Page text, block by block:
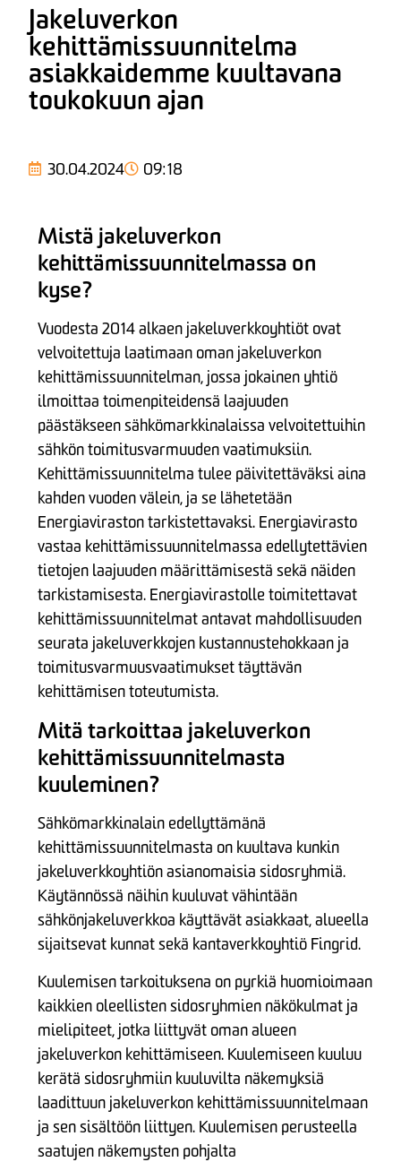
Jakeluverkon
kehittämissuunnitelma
asiakkaidemme kuultavana
toukokuun ajan
30.04.2024 09:18
Mistä jakeluverkon
kehittämissuunnitelmassa on
kyse?
Vuodesta 2014 alkaen jakeluverkkoyhtiöt ovat
velvoitettuja laatimaan oman jakeluverkon
kehittämissuunnitelman, jossa jokainen yhtiö
ilmoittaa toimenpiteidensä laajuuden
päästäkseen sähkömarkkinalaissa velvoitettuihin
sähkön toimitusvarmuuden vaatimuksiin.
Kehittämissuunnitelma tulee päivitettäväksi aina
kahden vuoden välein, ja se lähetetään
Energiaviraston tarkistettavaksi. Energiavirasto
vastaa kehittämissuunnitelmassa edellytettävien
tietojen laajuuden määrittämisestä sekä näiden
tarkistamisesta. Energiavirastolle toimitettavat
kehittämissuunnitelmat antavat mahdollisuuden
seurata jakeluverkkojen kustannustehokkaan ja
toimitusvarmuusvaatimukset täyttävän
kehittämisen toteutumista.
Mitä tarkoittaa jakeluverkon
kehittämissuunnitelmasta
kuuleminen?
Sähkömarkkinalain edellyttämänä
kehittämissuunnitelmasta on kuultava kunkin
jakeluverkkoyhtiön asianomaisia sidosryhmiä.
Käytännössä näihin kuuluvat vähintään
sähkönjakeluverkkoa käyttävät asiakkaat, alueella
sijaitsevat kunnat sekä kantaverkkoyhtiö Fingrid.
Kuulemisen tarkoituksena on pyrkiä huomioimaan
kaikkien oleellisten sidosryhmien näkökulmat ja
mielipiteet, jotka liittyvät oman alueen
jakeluverkon kehittämiseen. Kuulemiseen kuuluu
kerätä sidosryhmiin kuuluvilta näkemyksiä
laadittuun jakeluverkon kehittämissuunnitelmaan
ja sen sisältöön liittyen. Kuulemisen perusteella
saatujen näkemysten pohjalta